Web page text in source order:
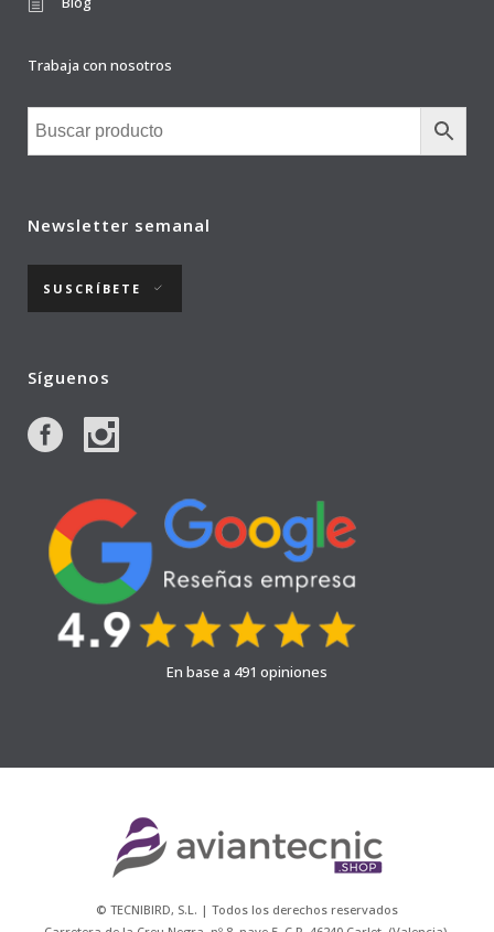
Trabaja con nosotros
Newsletter semanal
SUSCRÍBETE
Síguenos
En base a 491 opiniones
© TECNIBIRD, S.L. | Todos los derechos reservados